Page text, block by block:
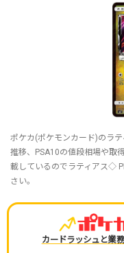
ポケカ(ポケモンカード)のラ
推移、PSA10の値段相場や取
載しているのでラティアス◇
さい。
カードラッシュと業